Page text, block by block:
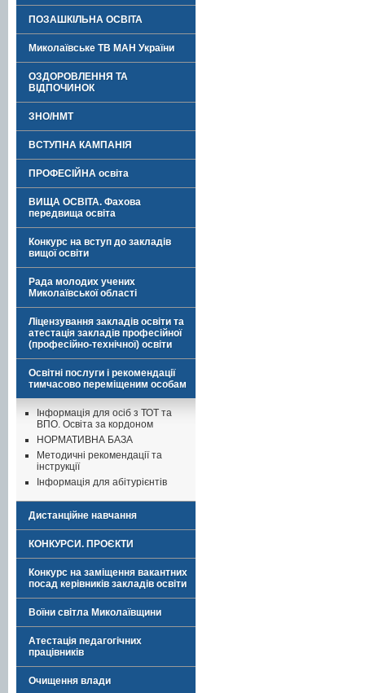
ПОЗАШКІЛЬНА ОСВІТА
Миколаївське ТВ МАН України
ОЗДОРОВЛЕННЯ ТА
ВІДПОЧИНОК
ЗНО/НМТ
ВСТУПНА КАМПАНІЯ
ПРОФЕСІЙНА освіта
ВИЩА ОСВІТА. Фахова
передвища освіта
Конкурс на вступ до закладів
вищої освіти
Рада молодих учених
Миколаївської області
Ліцензування закладів освіти та
атестація закладів професійної
(професійно-технічної) освіти
Освітні послуги і рекомендації
тимчасово переміщеним особам
Інформація для осіб з ТОТ та
ВПО. Освіта за кордоном
НОРМАТИВНА БАЗА
Методичні рекомендації та
інструкції
Інформація для абітурієнтів
Дистанційне навчання
КОНКУРСИ. ПРОЄКТИ
Конкурс на заміщення вакантних
посад керівників закладів освіти
Воїни світла Миколаївщини
Атестація педагогічних
працівників
Очищення влади